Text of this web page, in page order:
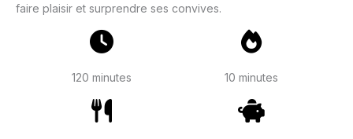
faire plaisir et surprendre ses convives.
120 minutes 10 minutes